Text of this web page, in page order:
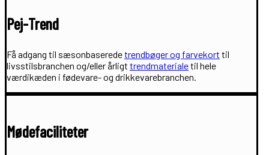
Pej-Trend
Få adgang til sæsonbaseredetrendbøger og farvekort til
livsstilsbranchen og/eller årligt trendmaterialetil hele
værdikæden i fødevare- og drikkevarebranchen.
Mødefaciliteter